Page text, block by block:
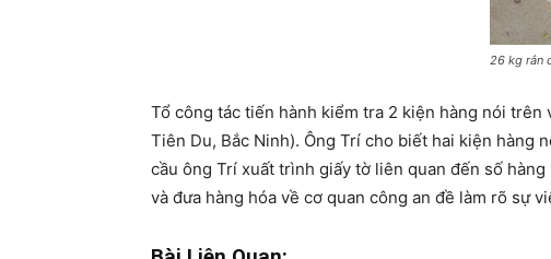
26 kg rắn
Tổ công tác tiến hành kiểm tra 2 kiện hàng nói
Tiên Du, Bắc Ninh). Ông Trí cho biết hai kiện hàng
cầu ông Trí xuất trình giấy tờ liên quan đến số
và đưa hàng hóa về cơ quan công an đề làm rõ sự